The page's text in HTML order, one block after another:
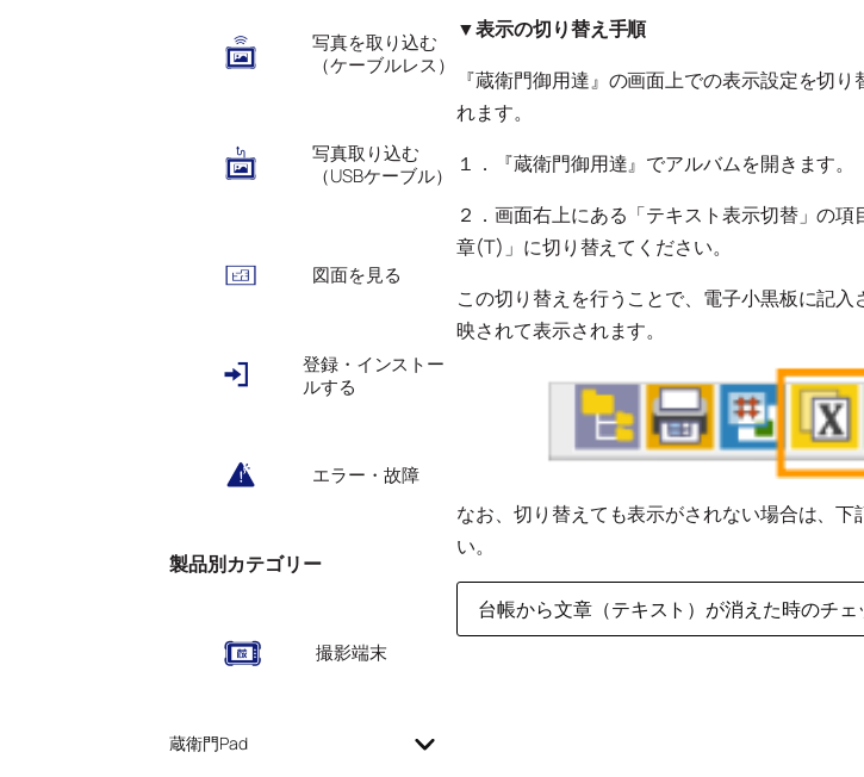
写真を取り込む
（ケーブルレス）
写真取り込む
（USBケーブル）
図面を見る
登録・インストー
ルする
エラー・故障
製品別カテゴリー
撮影端末
蔵衛門Pad
▼表示の切り替え手順
『蔵衛門御用達』の画面上での表示設定を切
れます。
１．『蔵衛門御用達』でアルバムを開きます。
２．画面右上にある「テキスト表示切替」の
章(T)」に切り替えてください。
この切り替えを行うことで、電子小黒板に記
映されて表示されます。
なお、切り替えても表示がされない場合は、
い。
台帳から文章（テキスト）が消えた時のチェ